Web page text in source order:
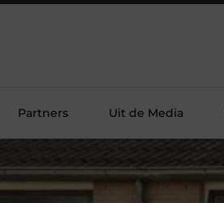
Partners Uit de Media